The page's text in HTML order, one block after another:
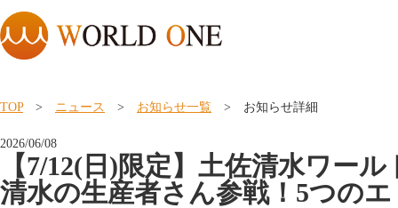
TOP> ニュース > お知らせ一覧 > お知らせ詳細
2026/06/08
【7/12(日)限定】土佐清水ワー
清水の生産者さん参戦！5つの